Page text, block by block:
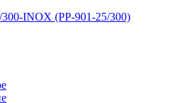
INOX (PP-901-25/300)